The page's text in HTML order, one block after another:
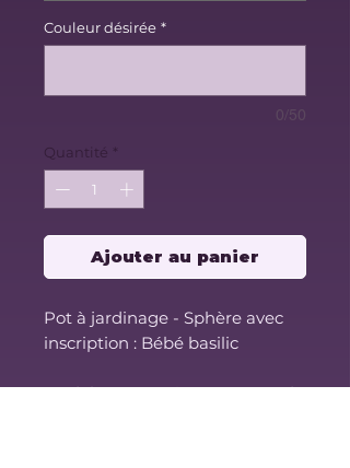
Couleur désirée *
0/50
Quantité *
Ajouter au panier
Pot à jardinage - Sphère avec
inscription : Bébé basilic
Modèle avec assiette et trous de